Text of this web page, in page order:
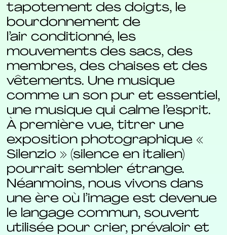
tapotement des doigts, le
bourdonnement de
l’air conditionné, les
mouvements des sacs, des
membres, des chaises et des
vêtements. Une musique
comme un son pur et essentiel,
une musique qui calme l’esprit.
À première vue, titrer une
exposition photographique «
Silenzio » (silence en italien)
pourrait sembler étrange.
Néanmoins, nous vivons dans
une ère où l’image est devenue
le langage commun, souvent
utilisée pour crier, prévaloir et